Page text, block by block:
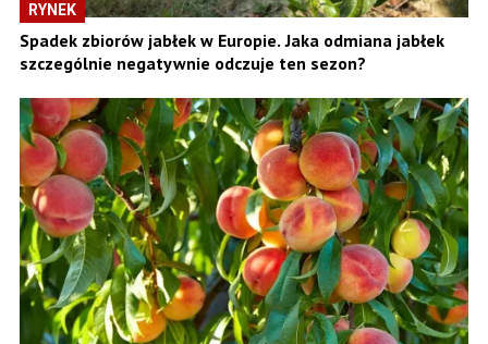
RYNEK
Spadek zbiorów jabłek w Europie. Jaka odmiana jabłek
szczególnie negatywnie odczuje ten sezon?